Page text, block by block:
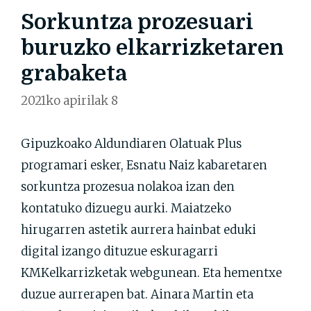
Sorkuntza prozesuari
buruzko elkarrizketaren
grabaketa
2021ko apirilak 8
Gipuzkoako Aldundiaren Olatuak Plus
programari esker, Esnatu Naiz kabaretaren
sorkuntza prozesua nolakoa izan den
kontatuko dizuegu aurki. Maiatzeko
hirugarren astetik aurrera hainbat eduki
digital izango dituzue eskuragarri
KMKelkarrizketak webgunean. Eta hementxe
duzue aurrerapen bat. Ainara Martin eta